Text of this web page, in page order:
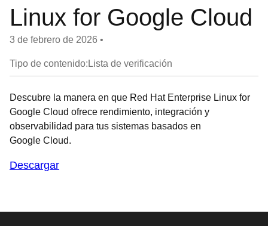
Linux for Google Cloud
3 de febrero de 2026 •
Tipo de contenido:Lista de verificación
Descubre la manera en que Red Hat Enterprise Linux for
Google Cloud ofrece rendimiento, integración y
observabilidad para tus sistemas basados en
Google Cloud.
Descargar